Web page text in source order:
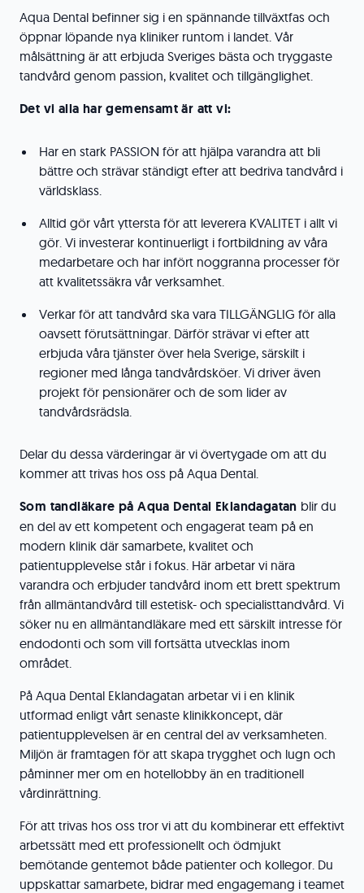
Aqua Dental befinner sig i en spännande tillväxtfas och
öppnar löpande nya kliniker runtom i landet. Vår
målsättning är att erbjuda Sveriges bästa och tryggaste
tandvård genom passion, kvalitet och tillgänglighet.
Det vi alla har gemensamt är att vi:
Har en stark PASSION för att hjälpa varandra att bli
bättre och strävar ständigt efter att bedriva tandvård i
världsklass.
Alltid gör vårt yttersta för att leverera KVALITET i allt vi
gör. Vi investerar kontinuerligt i fortbildning av våra
medarbetare och har infört noggranna processer för
att kvalitetssäkra vår verksamhet.
Verkar för att tandvård ska vara TILLGÄNGLIG för alla
oavsett förutsättningar. Därför strävar vi efter att
erbjuda våra tjänster över hela Sverige, särskilt i
regioner med långa tandvårdsköer. Vi driver även
projekt för pensionärer och de som lider av
tandvårdsrädsla.
Delar du dessa värderingar är vi övertygade om att du
kommer att trivas hos oss på Aqua Dental.
Som tandläkare på Aqua Dental Eklandagatan blir du
en del av ett kompetent och engagerat team på en
modern klinik där samarbete, kvalitet och
patientupplevelse står i fokus. Här arbetar vi nära
varandra och erbjuder tandvård inom ett brett spektrum
från allmäntandvård till estetisk- och specialisttandvård. Vi
söker nu en allmäntandläkare med ett särskilt intresse för
endodonti och som vill fortsätta utvecklas inom
området.
På Aqua Dental Eklandagatan arbetar vi i en klinik
utformad enligt vårt senaste klinikkoncept, där
patientupplevelsen är en central del av verksamheten.
Miljön är framtagen för att skapa trygghet och lugn och
påminner mer om en hotellobby än en traditionell
vårdinrättning.
För att trivas hos oss tror vi att du kombinerar ett effektivt
arbetssätt med ett professionellt och ödmjukt
bemötande gentemot både patienter och kollegor. Du
uppskattar samarbete, bidrar med engagemang i teamet